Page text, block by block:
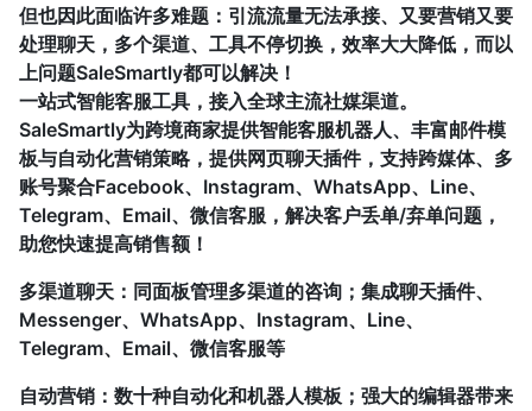
但也因此面临许多难题：引流流量无法承接、又要营销又要
处理聊天，多个渠道、工具不停切换，效率大大降低，而以
上问题SaleSmartly都可以解决！
一站式智能客服工具，接入全球主流社媒渠道。
SaleSmartly为跨境商家提供智能客服机器人、丰富邮件模
板与自动化营销策略，提供网页聊天插件，支持跨媒体、多
账号聚合Facebook、Instagram、WhatsApp、Line、
Telegram、Email、微信客服，解决客户丢单/弃单问题，
助您快速提高销售额！
多渠道聊天：同面板管理多渠道的咨询；集成聊天插件、
Messenger、WhatsApp、Instagram、Line、
Telegram、Email、微信客服等
自动营销：数十种自动化和机器人模板；强大的编辑器带来